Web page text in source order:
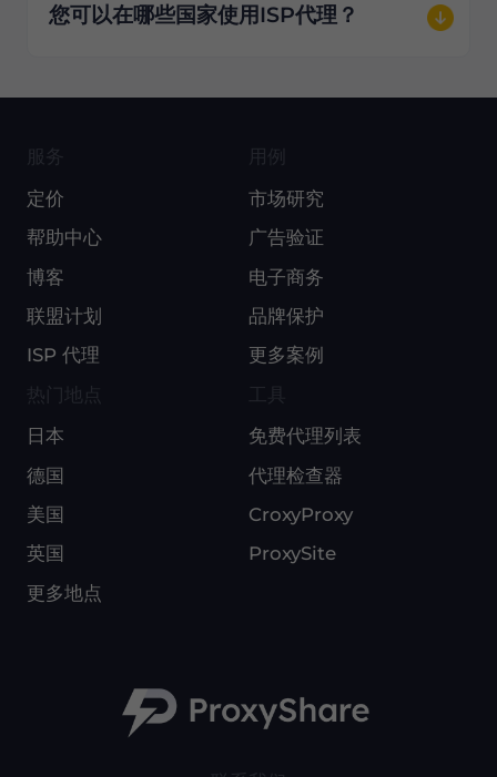
您可以在哪些国家使用ISP代理？
服务
定价
帮助中心
博客
联盟计划
ISP 代理
用例
市场研究
广告验证
电子商务
品牌保护
更多案例
日本
德国
美国
英国
更多地点
免费代理列表
代理检查器
CroxyProxy
ProxySite